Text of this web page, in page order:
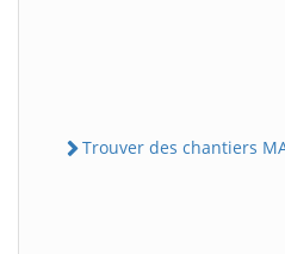
Trouver des chantiers